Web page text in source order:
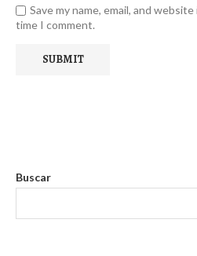
Save my name, email, and
time I comment.
Buscar